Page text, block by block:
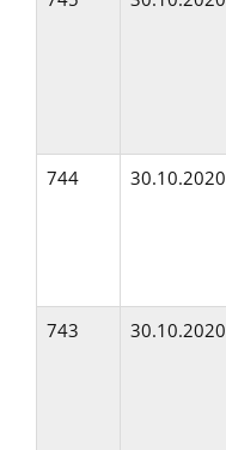
744
30.10.2020
743
30.10.2020